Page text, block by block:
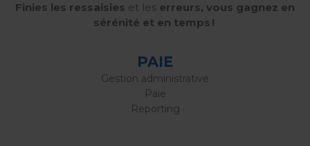
Finies les ressaisies et les erreurs, vous gagnez en
sérénité et en temps !
PAIE
Gestion administrative
Paie
Reporting